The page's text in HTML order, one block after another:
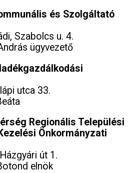
és Szolgáltató
Szabolcs u. 4.
ügyvezető
utca 33.
Regionális Települési
Önkormányzati
út 1.
elnök